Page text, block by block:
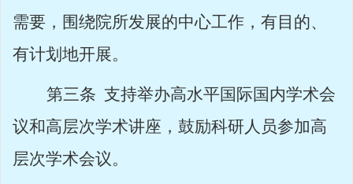
需要，围绕院所发展的中心工作，有目的、
有计划地开展。
第三条 支持举办高水平国际国内学术会
议和高层次学术讲座，鼓励科研人员参加高
层次学术会议。